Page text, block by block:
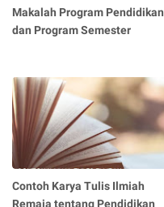
Makalah Program Pendidikan
dan Program Semester
Contoh Karya Tulis Ilmiah
Remaja tentang Pendidikan